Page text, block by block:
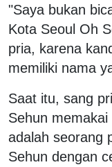
"Saya bukan
Kota Seoul Oh
pria, karena
memiliki nama
Saat itu, sang
Sehun
adalah seorang
Sehun dengan